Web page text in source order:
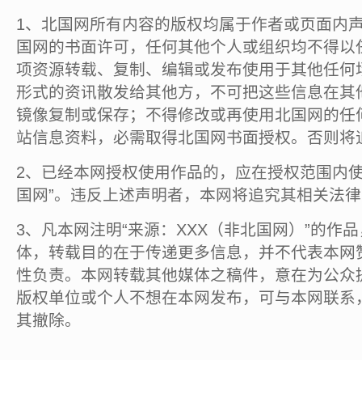
1、北国网所有内容的版权均属于作者或页面内
国网的书面许可，任何其他个人或组织均不得
项资源转载、复制、编辑或发布使用于其他任
形式的资讯散发给其他方，不可把这些信息在
镜像复制或保存；不得修改或再使用北国网的
站信息资料，必需取得北国网书面授权。否则将
2、已经本网授权使用作品的，应在授权范围内
国网”。违反上述声明者，本网将追究其相关法
3、凡本网注明“来源：XXX（非北国网）”的作
体，转载目的在于传递更多信息，并不代表本
性负责。本网转载其他媒体之稿件，意在为公
版权单位或个人不想在本网发布，可与本网联
其撤除。